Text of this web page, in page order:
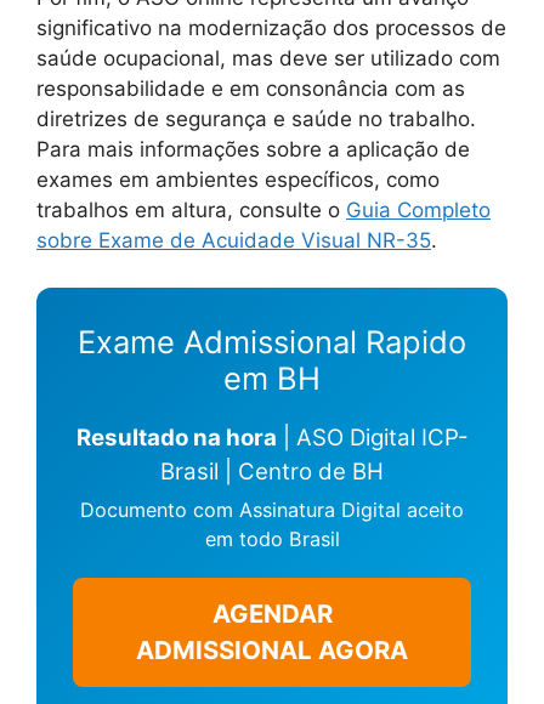
significativo na modernização dos processos de
saúde ocupacional, mas deve ser utilizado com
responsabilidade e em consonância com as
diretrizes de segurança e saúde no trabalho.
Para mais informações sobre a aplicação de
exames em ambientes específicos, como
trabalhos em altura, consulte o Guia Completo
sobre Exame de Acuidade Visual NR-35.
Exame Admissional Rapido
em BH
Resultado na hora | ASO Digital ICP-
Brasil | Centro de BH
Documento com Assinatura Digital aceito
em todo Brasil
AGENDAR
ADMISSIONAL AGORA